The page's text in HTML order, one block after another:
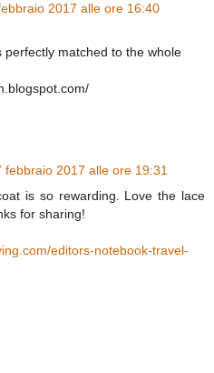
2017 alle ore 16:40
perfectly matched to the whole
febbraio 2017 alle ore 19:31
is so rewarding. Love the lace
for sharing!
editors-notebook-travel-